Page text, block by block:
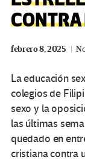
febrero 8, 2025
La educación
colegios de
sexo y la
las últimas
quedado en
cristiana contra